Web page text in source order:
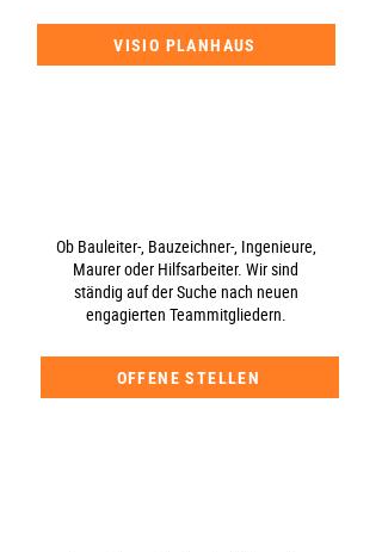
VISIO PLANHAUS
Ob Bauleiter-, Bauzeichner-, Ingenieure,
Maurer oder Hilfsarbeiter. Wir sind
ständig auf der Suche nach neuen
engagierten Teammitgliedern.
OFFENE STELLEN